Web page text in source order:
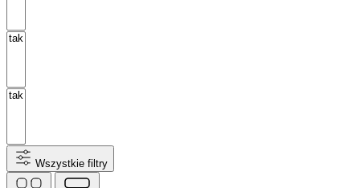
Wszystkie filtry